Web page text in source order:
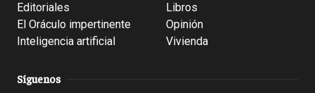
Editoriales
El Oráculo impertinente
Inteligencia artificial
Libros
Opinión
Vivienda
Síguenos